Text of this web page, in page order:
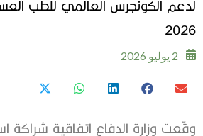
لدعم الكونجرس العالمي للطب
2026
2 يوليو 2026
وقّعت وزارة الدفاع اتفاقية شراكة